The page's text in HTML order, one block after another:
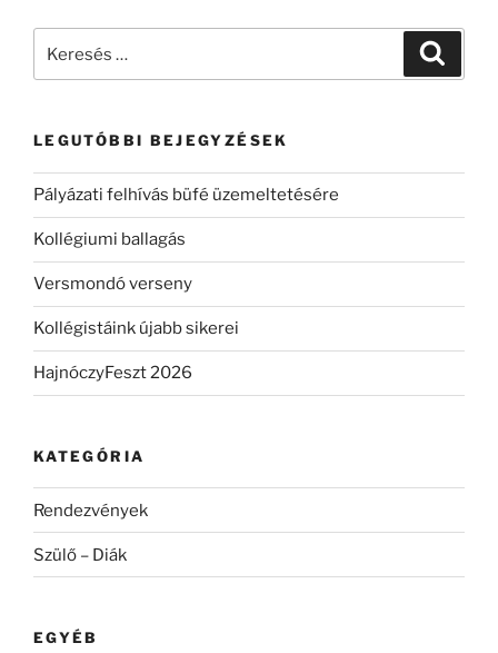
LEGUTÓBBI BEJEGYZÉSEK
Pályázati felhívás büfé üzemeltetésére
Kollégiumi ballagás
Versmondó verseny
Kollégistáink újabb sikerei
HajnóczyFeszt 2026
KATEGÓRIA
Rendezvények
Szülő – Diák
EGYÉB